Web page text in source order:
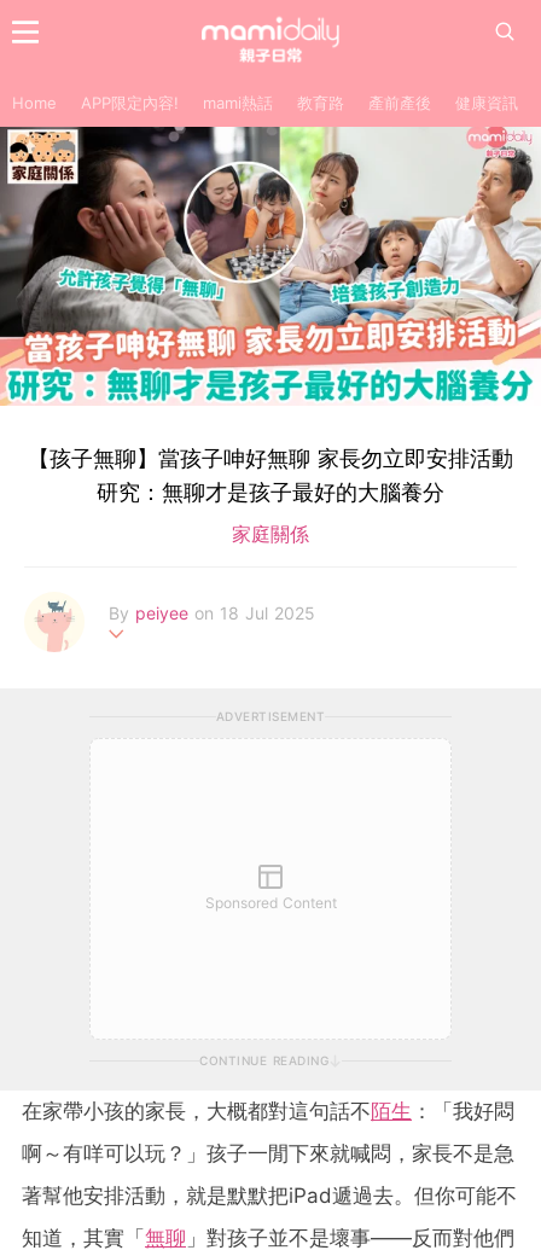
Home APP限定內容! mami熱話 教育路 產前產後 健康資訊
【孩子無聊】當孩子呻好無聊 家長勿立即安排活動
研究：無聊才是孩子最好的大腦養分
家庭關係
By peiyee on 18 Jul 2025
ADVERTISEMENT
Sponsored Content
CONTINUE READING
在家帶小孩的家長，大概都對這句話不陌生 ：「我好悶
啊～有咩可以玩？」孩子一閒下來就喊悶，家長不是急
著幫他安排活動，就是默默把iPad遞過去。但你可能不
知道，其實「無聊 」對孩子並不是壞事——反而對他們